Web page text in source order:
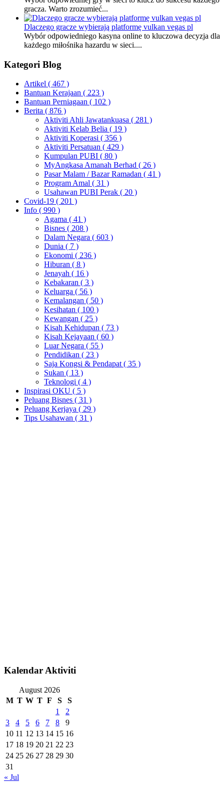
gracza. Warto zrozumieć...
Dlaczego gracze wybierają platformę vulkan vegas pl
Wybór odpowiedniego kasyna online to kluczowa decyzja dla
każdego miłośnika hazardu w sieci....
Kategori Blog
Artikel ( 467 )
Bantuan Kerajaan ( 223 )
Bantuan Perniagaan ( 102 )
Berita ( 876 )
Aktiviti Ahli Jawatankuasa ( 281 )
Aktiviti Kelab Belia ( 19 )
Aktiviti Koperasi ( 356 )
Aktiviti Persatuan ( 429 )
Kumpulan PUBI ( 80 )
MyAngkasa Amanah Berhad ( 26 )
Pasar Malam / Bazar Ramadan ( 41 )
Program Amal ( 31 )
Usahawan PUBI Perak ( 20 )
Covid-19 ( 201 )
Info ( 990 )
Agama ( 41 )
Bisnes ( 208 )
Dalam Negara ( 603 )
Dunia ( 7 )
Ekonomi ( 236 )
Hiburan ( 8 )
Jenayah ( 16 )
Kebakaran ( 3 )
Keluarga ( 56 )
Kemalangan ( 50 )
Kesihatan ( 100 )
Kewangan ( 25 )
Kisah Kehidupan ( 73 )
Kisah Kejayaan ( 60 )
Luar Negara ( 55 )
Pendidikan ( 23 )
Saja Kongsi & Pendapat( 35 )
Sukan ( 13 )
Teknologi ( 4 )
Inspirasi OKU ( 5 )
Peluang Bisnes ( 31 )
Peluang Kerjaya ( 29 )
Tips Usahawan ( 31 )
Kalendar Aktiviti
August 2026
M T W T F S
S
1
2
3
4 5 6 7 8
9
10 11 12 13 14 15 16
17 18 19 20 21 22 23
24 25 26 27 28 29 30
31
« Jul